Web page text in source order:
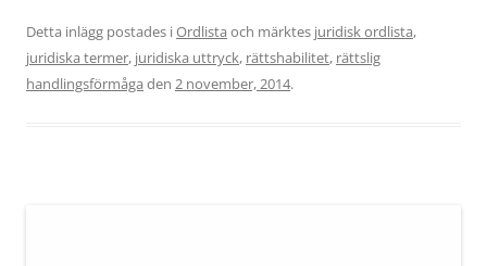
Detta inlägg postades iOrdlista och märktes juridisk ordlista,
juridiska termer, juridiska uttryck, rättshabilitet, rättslig
handlingsförmåga den 2 november, 2014.